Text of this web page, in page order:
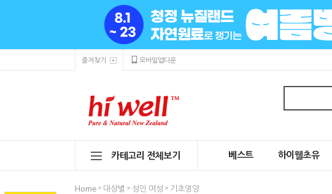
즐겨찾기 모바일앱다운
카테고리 전체보기 베스트 하이웰초유
Home > 대상별 > 성인 여성 > 기초영양